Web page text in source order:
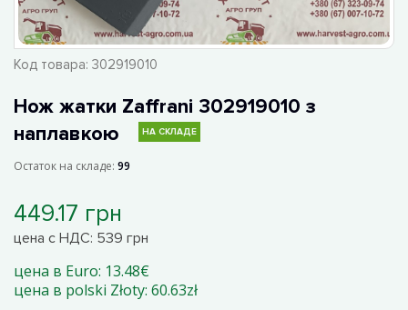
Код товара: 302919010
Нож жатки Zaffrani 302919010 з
наплавкою
НА СКЛАДЕ
Остаток на складе: 99
449.17 грн
цена с НДС: 539 грн
цена в Euro: 13.48€
цена в polski Złoty: 60.63zł